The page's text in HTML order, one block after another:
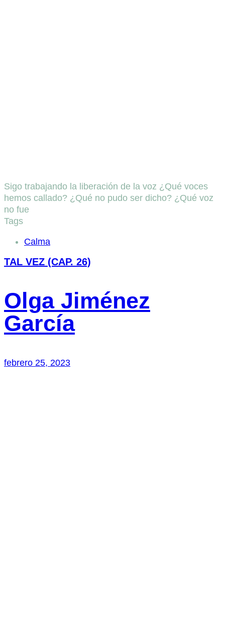
Sigo trabajando la liberación de la voz ¿Qué voces
hemos callado? ¿Qué no pudo ser dicho? ¿Qué voz
no fue
Tags
Calma
TAL VEZ (CAP. 26)
Olga Jiménez
García
febrero 25, 2023